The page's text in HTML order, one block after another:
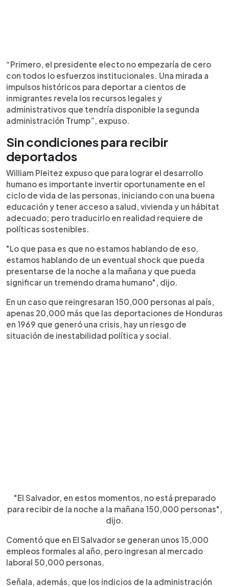
“Primero, el presidente electo no empezaría de cero
con todos lo esfuerzos institucionales. Una mirada a
impulsos históricos para deportar a cientos de
inmigrantes revela los recursos legales y
administrativos que tendría disponible la segunda
administración Trump”, expuso.
Sin condiciones para recibir
deportados
William Pleitez expuso que para lograr el desarrollo
humano es importante invertir oportunamente en el
ciclo de vida de las personas, iniciando con una buena
educación y tener acceso a salud, vivienda y un hábitat
adecuado; pero traducirlo en realidad requiere de
políticas sostenibles.
"Lo que pasa es que no estamos hablando de eso,
estamos hablando de un eventual shock que pueda
presentarse de la noche a la mañana y que pueda
significar un tremendo drama humano", dijo.
En un caso que reingresaran 150,000 personas al país,
apenas 20,000 más que las deportaciones de Honduras
en 1969 que generó una crisis, hay un riesgo de
situación de inestabilidad política y social.
"El Salvador, en estos momentos, no está preparado
para recibir de la noche a la mañana 150,000 personas",
dijo.
Comentó que en El Salvador se generan unos 15,000
empleos formales al año, pero ingresan al mercado
laboral 50,000 personas.
Señala, además, que los indicios de la administración